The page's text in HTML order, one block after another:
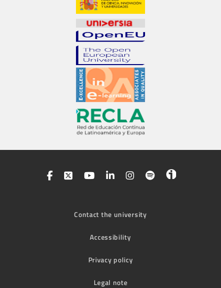
Contact the university
Accessibility
Privacy policy
Legal note